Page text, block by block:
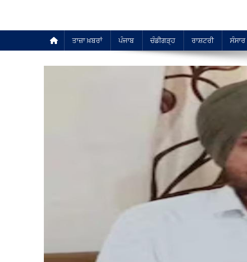
ਤਾਜ਼ਾ ਖ਼ਬਰਾਂ ਪੰਜਾਬ ਚੰਡੀਗੜ੍ਹ ਰਾਸ਼ਟਰੀ ਸੰਸਾਰ